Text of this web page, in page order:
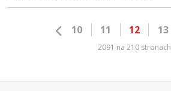
10 11 12 13
2091 na 210 stronach